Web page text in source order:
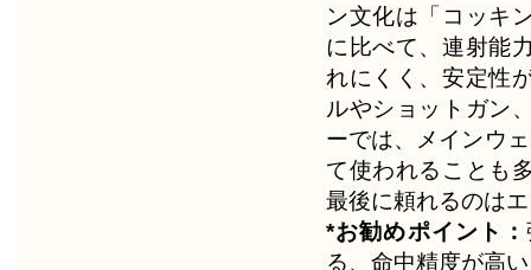
ン文化は「コッキ
に比べて、連射能
れにくく、安定性
ルやショットガン
ーでは、メインウ
て使われることも
最後に頼れるのは
*お勧めポイント：
る、命中精度が高